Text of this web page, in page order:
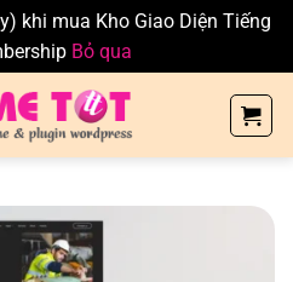
khi mua Kho Giao Diện Tiếng
Bỏ qua